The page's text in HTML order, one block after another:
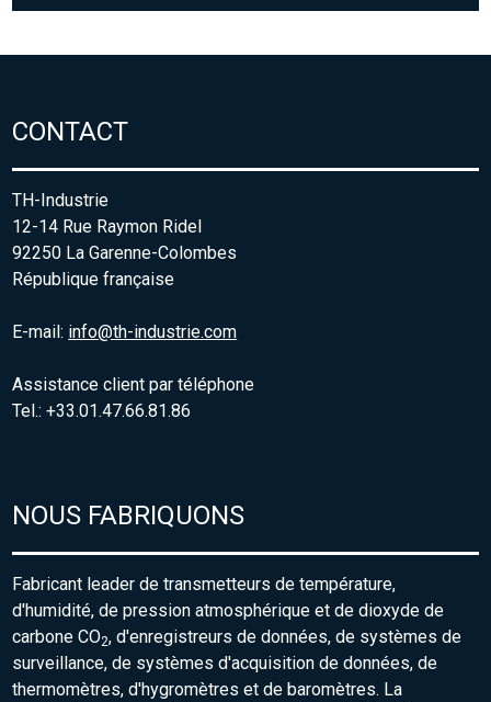
CONTACT
TH-Industrie
12-14 Rue Raymon Ridel
92250 La Garenne-Colombes
République française
E-mail: info@th-industrie.com
Assistance client par téléphone
Tel.: +33.01.47.66.81.86
NOUS FABRIQUONS
Fabricant leader de transmetteurs de température,
d'humidité, de pression atmosphérique et de dioxyde de
carbone CO2, d'enregistreurs de données, de systèmes de
surveillance, de systèmes d'acquisition de données, de
thermomètres, d'hygromètres et de baromètres. La